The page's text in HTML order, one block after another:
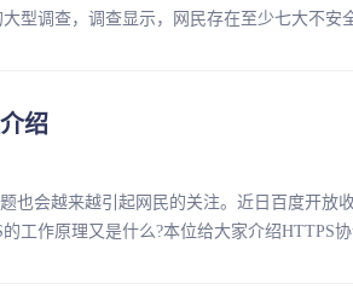
型调查，调查显示，网民存在至少七大不安
绍
也会越来越引起网民的关注。近日百度开放收
工作原理又是什么?本位给大家介绍HTTPS